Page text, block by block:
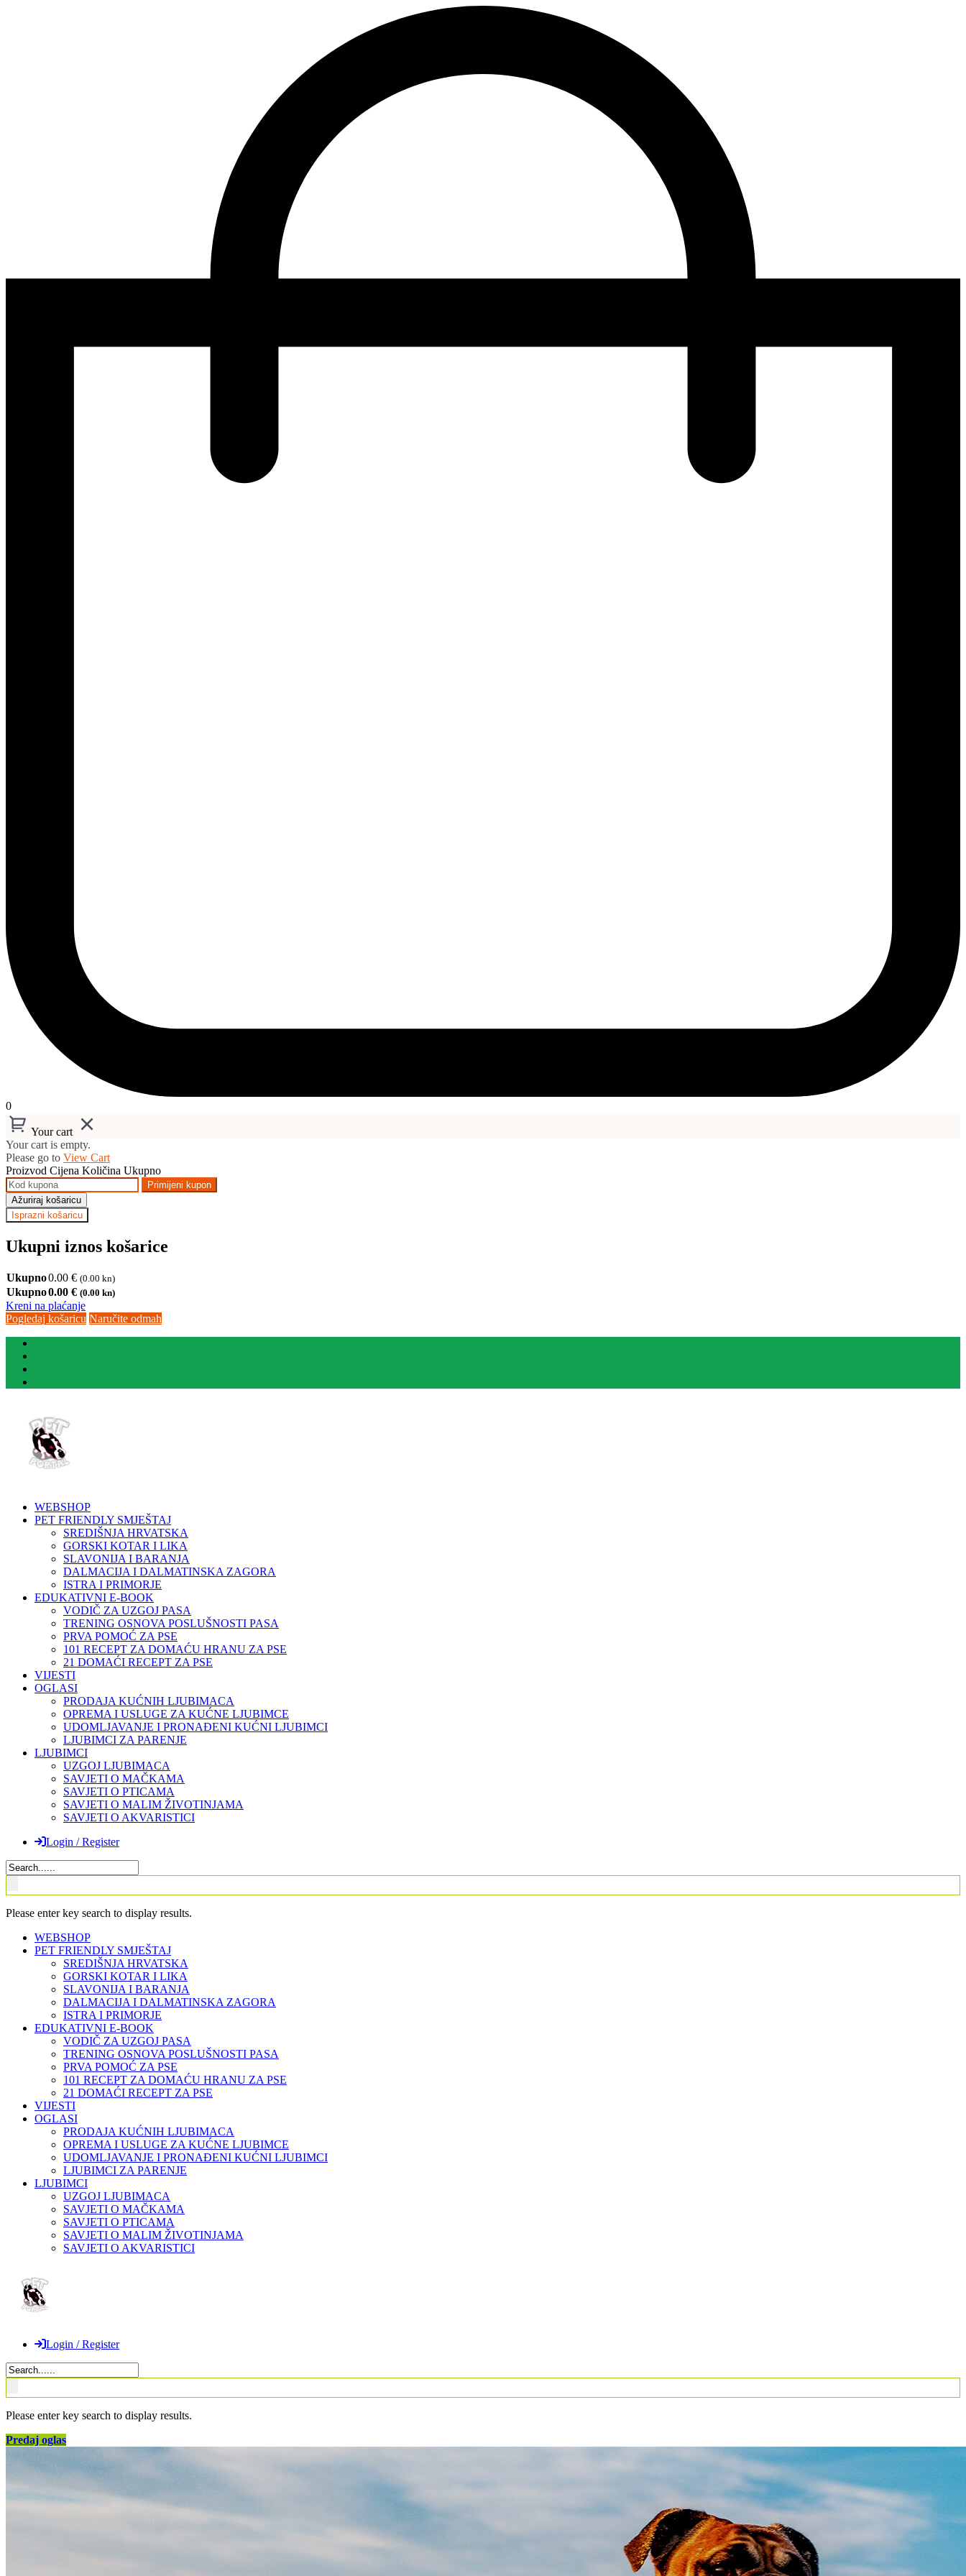
0
Your cart
Your cart is empty.
Please go to View Cart
Proizvod Cijena Količina Ukupno
Primijeni kupon
Ažuriraj košaricu
Isprazni košaricu
Ukupni iznos košarice
Ukupno0.00 € (0.00 kn)
Ukupno0.00 € (0.00 kn)
Kreni na plaćanje
Pogledaj košaricu Naručite odmah
WEBSHOP
PET FRIENDLY SMJEŠTAJ
SREDIŠNJA HRVATSKA
GORSKI KOTAR I LIKA
SLAVONIJA I BARANJA
DALMACIJA I DALMATINSKA ZAGORA
ISTRA I PRIMORJE
EDUKATIVNI E-BOOK
VODIČ ZA UZGOJ PASA
TRENING OSNOVA POSLUŠNOSTI PASA
PRVA POMOĆ ZA PSE
101 RECEPT ZA DOMAĆU HRANU ZA PSE
21 DOMAĆI RECEPT ZA PSE
VIJESTI
OGLASI
PRODAJA KUĆNIH LJUBIMACA
OPREMA I USLUGE ZA KUĆNE LJUBIMCE
UDOMLJAVANJE I PRONAĐENI KUĆNI LJUBIMCI
LJUBIMCI ZA PARENJE
LJUBIMCI
UZGOJ LJUBIMACA
SAVJETI O MAČKAMA
SAVJETI O PTICAMA
SAVJETI O MALIM ŽIVOTINJAMA
SAVJETI O AKVARISTICI
Login / Register
Please enter key search to display results.
WEBSHOP
PET FRIENDLY SMJEŠTAJ
SREDIŠNJA HRVATSKA
GORSKI KOTAR I LIKA
SLAVONIJA I BARANJA
DALMACIJA I DALMATINSKA ZAGORA
ISTRA I PRIMORJE
EDUKATIVNI E-BOOK
VODIČ ZA UZGOJ PASA
TRENING OSNOVA POSLUŠNOSTI PASA
PRVA POMOĆ ZA PSE
101 RECEPT ZA DOMAĆU HRANU ZA PSE
21 DOMAĆI RECEPT ZA PSE
VIJESTI
OGLASI
PRODAJA KUĆNIH LJUBIMACA
OPREMA I USLUGE ZA KUĆNE LJUBIMCE
UDOMLJAVANJE I PRONAĐENI KUĆNI LJUBIMCI
LJUBIMCI ZA PARENJE
LJUBIMCI
UZGOJ LJUBIMACA
SAVJETI O MAČKAMA
SAVJETI O PTICAMA
SAVJETI O MALIM ŽIVOTINJAMA
SAVJETI O AKVARISTICI
Login / Register
Please enter key search to display results.
Predaj oglas